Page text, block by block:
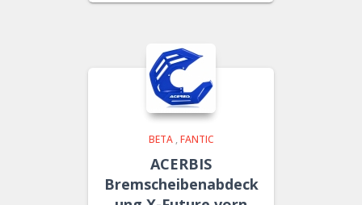
BETA, FANTIC
ACERBIS
Bremscheibenabdeck